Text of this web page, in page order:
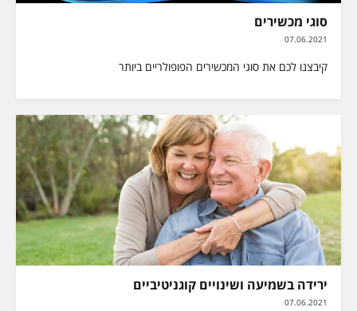
סוגי מכשירים
07.06.2021
קיבצנו לכם את סוגי המכשירים הפופולריים ביותר
ירידה בשמיעה ושינויים קוגניטיביים
07.06.2021